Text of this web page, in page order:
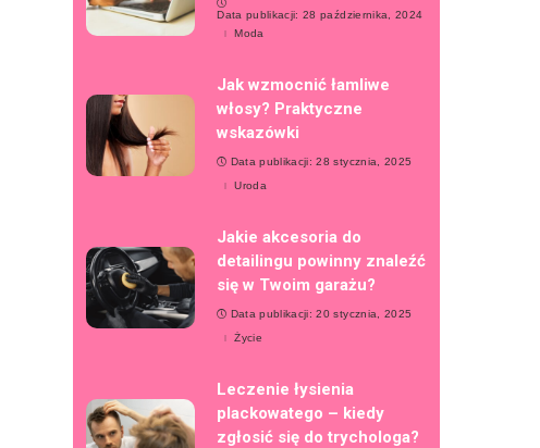
Data publikacji: 28 października, 2024
Moda
Jak wzmocnić łamliwe
włosy? Praktyczne
wskazówki
Data publikacji: 28 stycznia, 2025
Uroda
Jakie akcesoria do
detailingu powinny znaleźć
się w Twoim garażu?
Data publikacji: 20 stycznia, 2025
Życie
Leczenie łysienia
plackowatego – kiedy
zgłosić się do trychologa?